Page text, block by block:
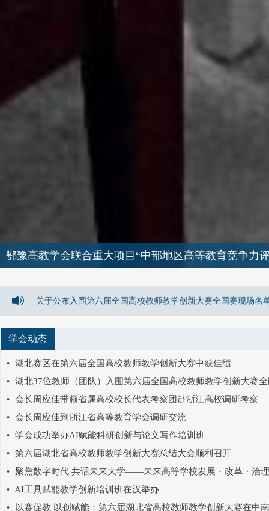
鄂豫高教学会联合重大项目“中部地区高等教育竞争力
湖北省高等教育学会摄影教育专业委员会顺利完成换届
学会动态
• 湖北赛区在第六届全国高校教师教学创新大赛中获佳绩
• 湖北37位教师（团队）入围第六届全国高校教师教学创新大赛
• 会长周应佳带领省属高校校长代表考察团赴浙江高校调研考察
• 会长周应佳到浙江省高等教育学会调研交流
• 学会成功举办AI赋能科研创新与论文写作培训班
• 第六届湖北省高校教师教学创新大赛总结大会顺利召开
• 聚焦数字时代 共话未来大学——未来高等学校发展・改革・治理研讨
• AI工具赋能教学创新培训班在汉举办
•
以赛促教 以创赋能：第六届湖北省高校教师教学创新大赛在中